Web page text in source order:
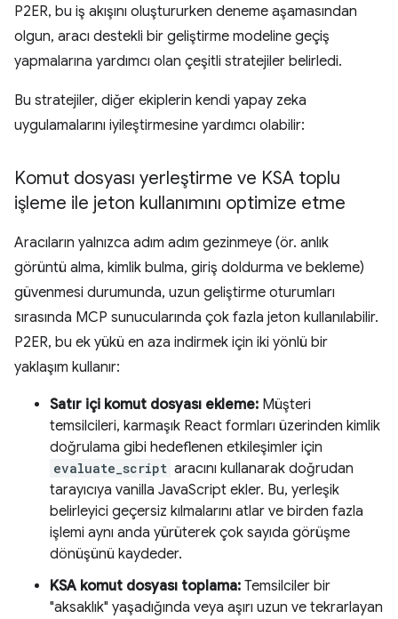
P2ER, bu iş akışını oluştururken deneme aşamasından
olgun, aracı destekli bir geliştirme modeline geçiş
yapmalarına yardımcı olan çeşitli stratejiler belirledi.
Bu stratejiler, diğer ekiplerin kendi yapay zeka
uygulamalarını iyileştirmesine yardımcı olabilir:
Komut dosyası yerleştirme ve KSA toplu
işleme ile jeton kullanımını optimize etme
Aracıların yalnızca adım adım gezinmeye (ör. anlık
görüntü alma, kimlik bulma, giriş doldurma ve bekleme)
güvenmesi durumunda, uzun geliştirme oturumları
sırasında MCP sunucularında çok fazla jeton kullanılabilir.
P2ER, bu ek yükü en aza indirmek için iki yönlü bir
yaklaşım kullanır:
Satır içi komut dosyası ekleme: Müşteri
temsilcileri, karmaşık React formları üzerinden kimlik
doğrulama gibi hedeflenen etkileşimler için
evaluate_script aracını kullanarak doğrudan
tarayıcıya vanilla JavaScript ekler. Bu, yerleşik
belirleyici geçersiz kılmalarını atlar ve birden fazla
işlemi aynı anda yürüterek çok sayıda görüşme
dönüşünü kaydeder.
KSA komut dosyası toplama: Temsilciler bir
"aksaklık" yaşadığında veya aşırı uzun ve tekrarlayan